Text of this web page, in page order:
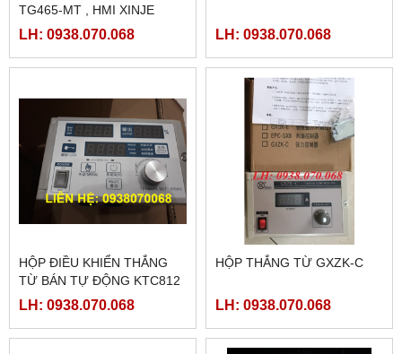
TG465-MT , HMI XINJE
TG465-MT
LH: 0938.070.068 LH: 0938.070.068
HỘP ĐIỀU KHIỂN THẮNG
TỪ BÁN TỰ ĐỘNG KTC812
LH: 0938.070.068
HỘP THẮNG TỪ GXZK-C
LH: 0938.070.068